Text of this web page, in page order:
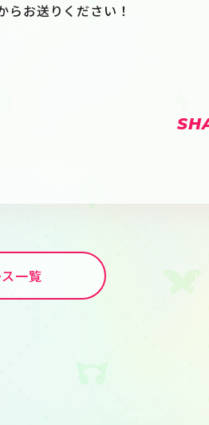
らお送りください！
一覧